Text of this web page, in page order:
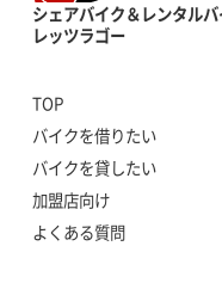
シェアバイク＆レンタル
レッツラゴー
TOP
バイクを借りたい
バイクを貸したい
加盟店向け
よくある質問